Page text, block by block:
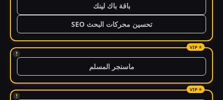
باقة باك لينك
تحسين محركات البحث SEO
!
ماسنجر المسلم
!